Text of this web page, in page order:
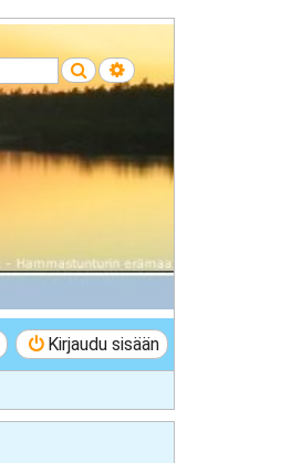
Etsi Tarkennettu haku
Kirjaudu sisään